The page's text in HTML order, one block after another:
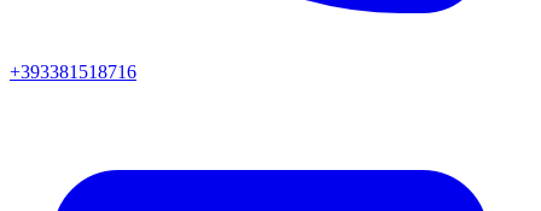
+393381518716